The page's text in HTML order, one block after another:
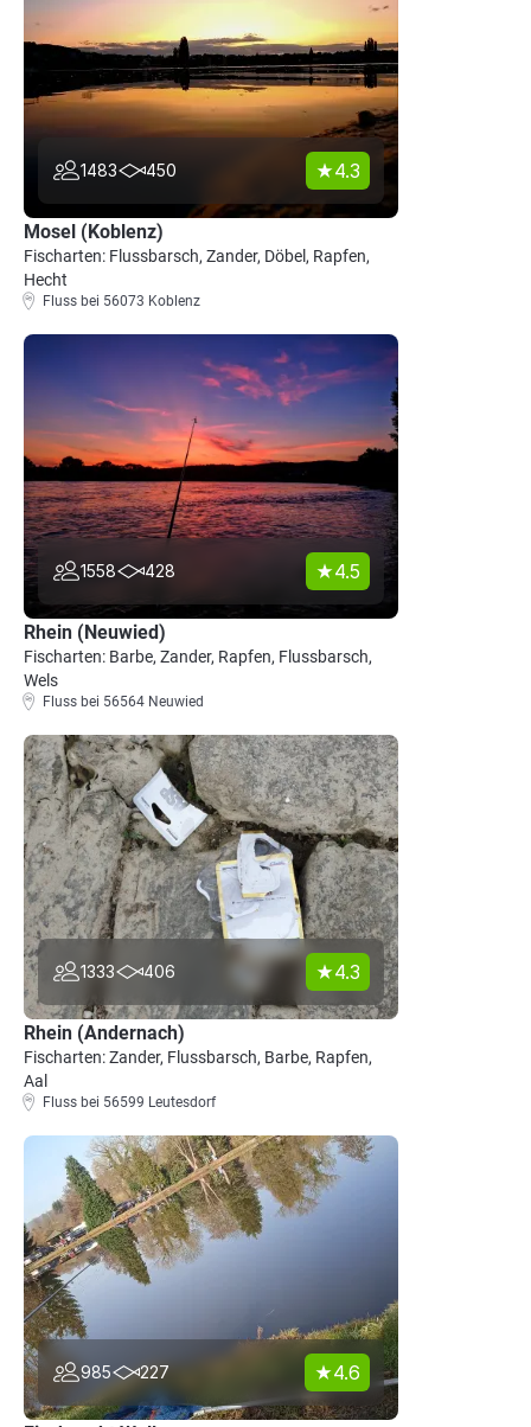
1483 450 4.3
Mosel (Koblenz)
Fischarten: Flussbarsch, Zander, Döbel, Rapfen,
Hecht
Fluss bei 56073 Koblenz
1558 428 4.5
Rhein (Neuwied)
Fischarten: Barbe, Zander, Rapfen, Flussbarsch,
Wels
Fluss bei 56564 Neuwied
1333 406 4.3
Rhein (Andernach)
Fischarten: Zander, Flussbarsch, Barbe, Rapfen,
Aal
Fluss bei 56599 Leutesdorf
985 227 4.6